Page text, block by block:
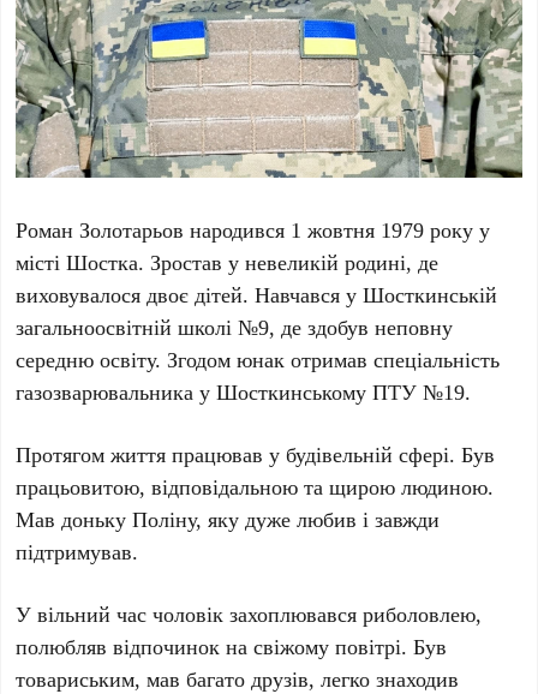
Роман Золотарьов народився 1 жовтня 1979 року у
місті Шостка. Зростав у невеликій родині, де
виховувалося двоє дітей. Навчався у Шосткинській
загальноосвітній школі №9, де здобув неповну
середню освіту. Згодом юнак отримав спеціальність
газозварювальника у Шосткинському ПТУ №19.
Протягом життя працював у будівельній сфері. Був
працьовитою, відповідальною та щирою людиною.
Мав доньку Поліну, яку дуже любив і завжди
підтримував.
У вільний час чоловік захоплювався риболовлею,
полюбляв відпочинок на свіжому повітрі. Був
товариським, мав багато друзів, легко знаходив